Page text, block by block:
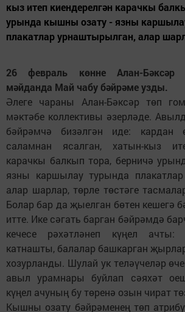
кыз итеп киендерелгән карачкы
урында кышны озату - язны
плакатлар урнаштырылган, алар
26 февраль көнне Алан-Бәксәр
мәйданда Май чабу бәйрәме узды.
Әлеге чараны Алан-Бәксәр төп
мәктәбе коллективы әзерләде.
бәйрәмчә бизәлгән иде: кардан
саламнан ясалган, хатын-кыз
карачкы балкып тора, берничә
язны каршылау турында
алар шарлар, төрле төстәге
Болар бар да җыелган бөтен кешегә
итте. Ике сәгать барган бәйрәмдә
кечесе рәхәтләнеп күңел ачты:
катнашты, балалар башкарган
хозурланды. Шулай ук теләүчеләр
авыл урамнары буйлап сәяхәт
күңел ачуның бу төренә озын чират
Кышны озату бәйрәменең төп